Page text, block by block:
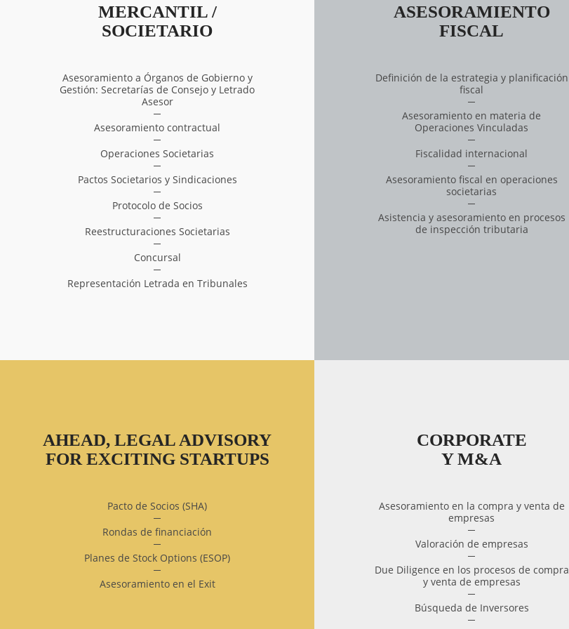
MERCANTIL /
SOCIETARIO
Asesoramiento a Órganos de Gobierno y
Gestión: Secretarías de Consejo y Letrado
Asesor
Asesoramiento contractual
Operaciones Societarias
Pactos Societarios y Sindicaciones
Protocolo de Socios
Reestructuraciones Societarias
Concursal
Representación Letrada en Tribunales
ASESORAMIENTO
FISCAL
Definición de la estrategia y planificación
fiscal
Asesoramiento en materia de
Operaciones Vinculadas
Fiscalidad internacional
Asesoramiento fiscal en operaciones
societarias
Asistencia y asesoramiento en procesos
de inspección tributaria
AHEAD, LEGAL ADVISORY
FOR EXCITING STARTUPS
Pacto de Socios (SHA)
Rondas de financiación
Planes de Stock Options (ESOP)
Asesoramiento en el Exit
CORPORATE
Y M&A
Asesoramiento en la compra y venta de
empresas
Valoración de empresas
Due Diligence en los procesos de compra
y venta de empresas
Búsqueda de Inversores